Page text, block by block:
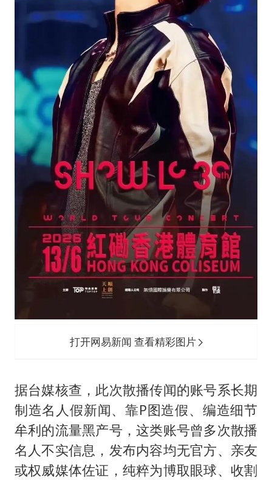
打开网易新闻 查看精彩图片
据台媒核查，此次散播传闻的账号系长期
制造名人假新闻、靠P图造假、编造细节
牟利的流量黑产号，这类账号曾多次散播
名人不实信息，发布内容均无官方、亲友
或权威媒体佐证，纯粹为博取眼球、收割